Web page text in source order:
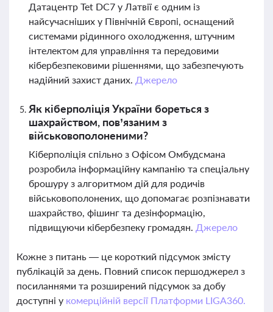
Датацентр Tet DC7 у Латвії є одним із
найсучасніших у Північній Європі, оснащений
системами рідинного охолодження, штучним
інтелектом для управління та передовими
кібербезпековими рішеннями, що забезпечують
надійний захист даних. Джерело
Як кіберполіція України бореться з
шахрайством, пов’язаним з
військовополоненими?
Кіберполіція спільно з Офісом Омбудсмана
розробила інформаційну кампанію та спеціальну
брошуру з алгоритмом дій для родичів
військовополонених, що допомагає розпізнавати
шахрайство, фішинг та дезінформацію,
підвищуючи кібербезпеку громадян. Джерело
Кожне з питань — це короткий підсумок змісту
публікацій за день. Повний список першоджерел з
посиланнями та розширений підсумок за добу
доступні у комерційній версії Платформи LIGA360.